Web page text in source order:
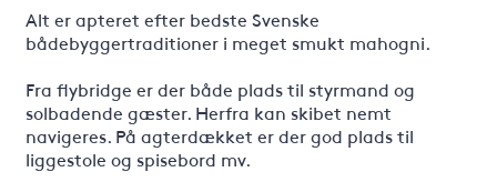
Alt er apteret efter bedste Svenske
bådebyggertraditioner i meget smukt mahogni.
Fra flybridge er der både plads til styrmand og
solbadende gæster. Herfra kan skibet nemt
navigeres. På agterdækket er der god plads til
liggestole og spisebord mv.